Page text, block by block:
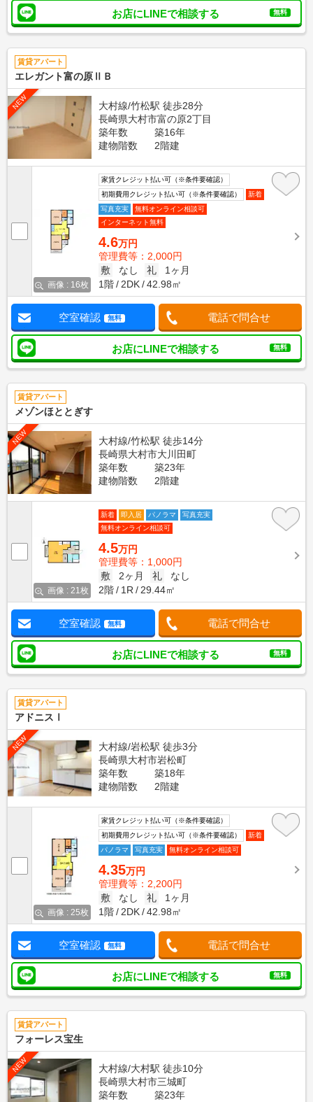
お店にLINEで相談する 無料
賃貸アパート
エレガント富の原ⅡＢ
NEW
大村線/竹松駅 徒歩28分
長崎県大村市富の原2丁目
築年数
築16年
建物階数
2階建
画像 : 16枚
家賃クレジット払い可（※条件要確認）
初期費用クレジット払い可（※条件要確認）
新着
写真充実
無料オンライン相談可
インターネット無料
4.6万円
管理費等：2,000円
敷
なし 礼
1ヶ月
1階
2DK 42.98㎡
空室確認 無料 電話で問合せ
お店にLINEで相談する 無料
賃貸アパート
メゾンほととぎす
NEW
大村線/竹松駅 徒歩14分
長崎県大村市大川田町
築年数
築23年
建物階数
2階建
画像 : 21枚
新着 即入居 パノラマ
写真充実
無料オンライン相談可
4.5万円
管理費等：1,000円
敷
2ヶ月 礼
なし
2階
1R 29.44㎡
空室確認 無料 電話で問合せ
お店にLINEで相談する 無料
賃貸アパート
アドニスⅠ
NEW
大村線/岩松駅 徒歩3分
長崎県大村市岩松町
築年数
築18年
建物階数
2階建
画像 : 25枚
家賃クレジット払い可（※条件要確認）
初期費用クレジット払い可（※条件要確認）
新着
パノラマ
写真充実 無料オンライン相談可
4.35万円
管理費等：2,200円
敷
なし 礼
1ヶ月
1階
2DK 42.98㎡
空室確認 無料 電話で問合せ
お店にLINEで相談する 無料
賃貸アパート
フォーレス宝生
NEW
大村線/大村駅 徒歩10分
長崎県大村市三城町
築年数
築23年